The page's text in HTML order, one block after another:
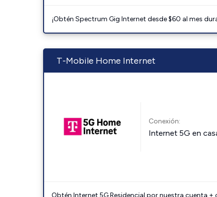
¡Obtén Spectrum Gig Internet desde $60 al mes
T-Mobile Home Internet
Conexión:
Internet 5G en
Obtén Internet 5G Residencial por nuestra cuenta